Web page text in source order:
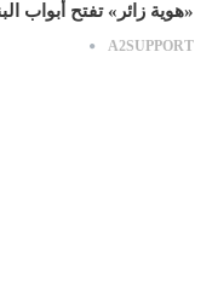
«هوية زائر» تفتح أبواب
A2SUPPORT